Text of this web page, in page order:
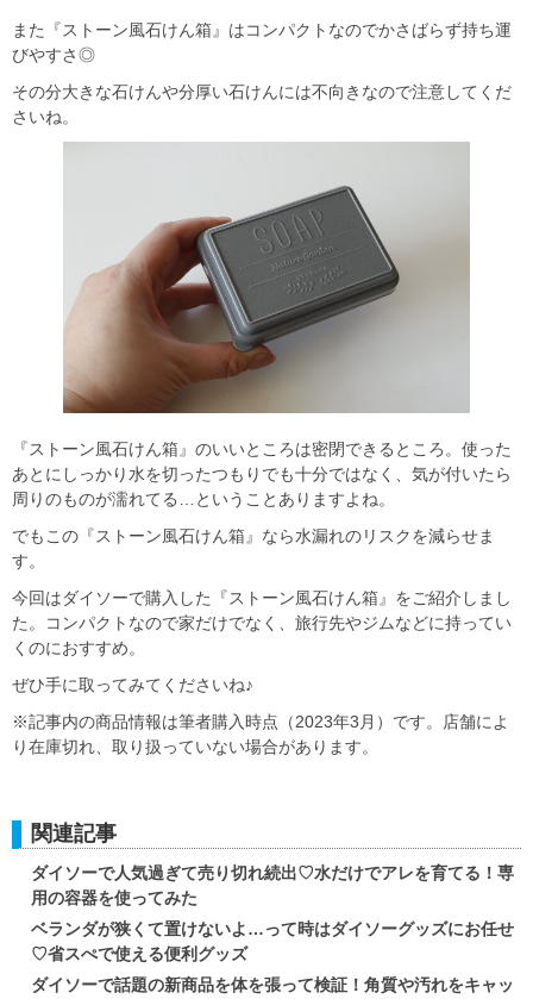
また『ストーン風石けん箱』はコンパクトなのでかさばらず持ち運
びやすさ◎
その分大きな石けんや分厚い石けんには不向きなので注意してくだ
さいね。
『ストーン風石けん箱』のいいところは密閉できるところ。使った
あとにしっかり水を切ったつもりでも十分ではなく、気が付いたら
周りのものが濡れてる…ということありますよね。
でもこの『ストーン風石けん箱』なら水漏れのリスクを減らせま
す。
今回はダイソーで購入した『ストーン風石けん箱』をご紹介しまし
た。コンパクトなので家だけでなく、旅行先やジムなどに持ってい
くのにおすすめ。
ぜひ手に取ってみてくださいね♪
※記事内の商品情報は筆者購入時点（2023年3月）です。店舗によ
り在庫切れ、取り扱っていない場合があります。
関連記事
ダイソーで人気過ぎて売り切れ続出♡水だけでアレを育てる！専
用の容器を使ってみた
ベランダが狭くて置けないよ…って時はダイソーグッズにお任せ
♡省スぺで使える便利グッズ
ダイソーで話題の新商品を体を張って検証！角質や汚れをキャッ